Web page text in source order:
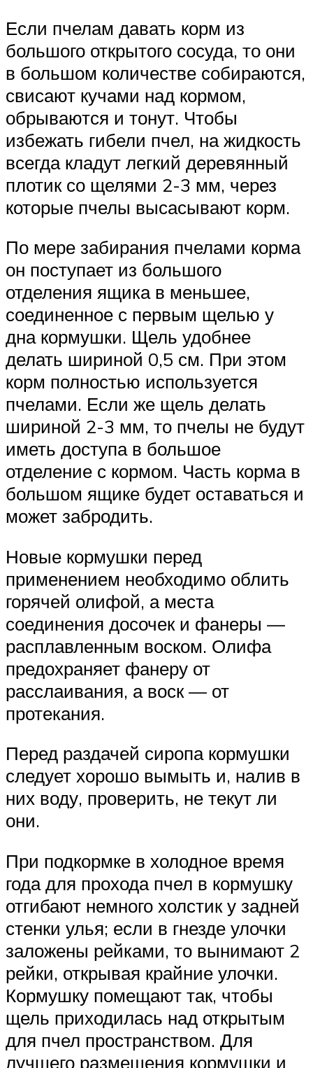
Если пчелам давать корм из
большого открытого сосуда, то они
в большом количестве собираются,
свисают кучами над кормом,
обрываются и тонут. Чтобы
избежать гибели пчел, на жидкость
всегда кладут легкий деревянный
плотик со щелями 2-3 мм, через
которые пчелы высасывают корм.
По мере забирания пчелами корма
он поступает из большого
отделения ящика в меньшее,
соединенное с первым щелью у
дна кормушки. Щель удобнее
делать шириной 0,5 см. При этом
корм полностью используется
пчелами. Если же щель делать
шириной 2-3 мм, то пчелы не будут
иметь доступа в большое
отделение с кормом. Часть корма в
большом ящике будет оставаться и
может забродить.
Новые кормушки перед
применением необходимо облить
горячей олифой, а места
соединения досочек и фанеры —
расплавленным воском. Олифа
предохраняет фанеру от
расслаивания, а воск — от
протекания.
Перед раздачей сиропа кормушки
следует хорошо вымыть и, налив в
них воду, проверить, не текут ли
они.
При подкормке в холодное время
года для прохода пчел в кормушку
отгибают немного холстик у задней
стенки улья; если в гнезде улочки
заложены рейками, то вынимают 2
рейки, открывая крайние улочки.
Кормушку помещают так, чтобы
щель приходилась над открытым
для пчел пространством. Для
лучшего размещения кормушки и